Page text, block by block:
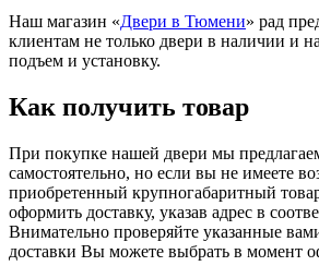
Наш магазин «Двери в Тюмени» рад
клиентам не только двери в наличии и
подъем и установку.
Как получить товар
При покупке нашей двери мы
самостоятельно, но если вы не имеете
приобретенный крупногабаритный
оформить доставку, указав адрес в
Внимательно проверяйте указанные
доставки Вы можете выбрать в момент